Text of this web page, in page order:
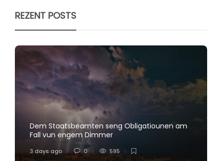
REZENT POSTS
Dem Staatsbeamten seng Obligatiounen am
Fall vun engem Dimmer
3 days ago 0 595